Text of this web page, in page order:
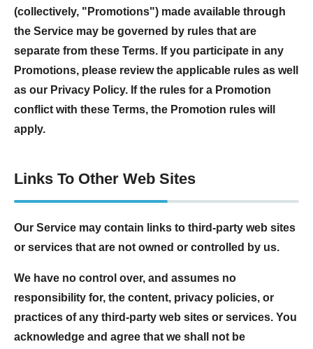
(collectively, "Promotions") made available through
the Service may be governed by rules that are
separate from these Terms. If you participate in any
Promotions, please review the applicable rules as well
as our Privacy Policy. If the rules for a Promotion
conflict with these Terms, the Promotion rules will
apply.
Links To Other Web Sites
Our Service may contain links to third-party web sites
or services that are not owned or controlled by us.
We have no control over, and assumes no
responsibility for, the content, privacy policies, or
practices of any third-party web sites or services. You
acknowledge and agree that we shall not be